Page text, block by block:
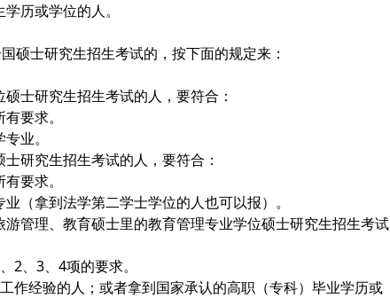
历或学位的人。
硕士研究生招生考试的，按下面的规定来：
士研究生招生考试的人，要符合：
要求。
业。
研究生招生考试的人，要符合：
要求。
拿到法学第二学士学位的人也可以报）。
管理、教育硕士里的教育管理专业学位硕士研究生招生考试
、3、4项的要求。
经验的人；或者拿到国家承认的高职（专科）毕业学历或